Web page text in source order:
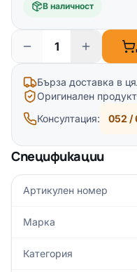
В наличност
Бърза доставка в
Оригинален
Консултация:
052 /
Спецификации
Артикулен номер
Марка
Категория